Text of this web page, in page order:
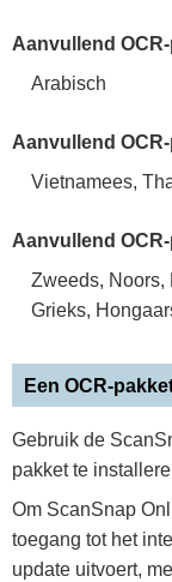
Aanvullend
Arabisch
Aanvullend
Vietnamees,
Aanvullend
Zweeds, Noors,
Grieks,
Een OCR-
Gebruik de
pakket te
Om ScanSnap
toegang tot het
update uitvoert,